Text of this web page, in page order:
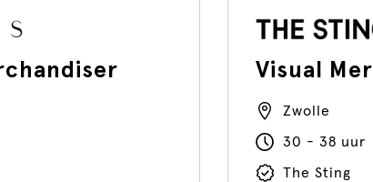
Visual
Zwolle
30 - 38 uur
The Sting